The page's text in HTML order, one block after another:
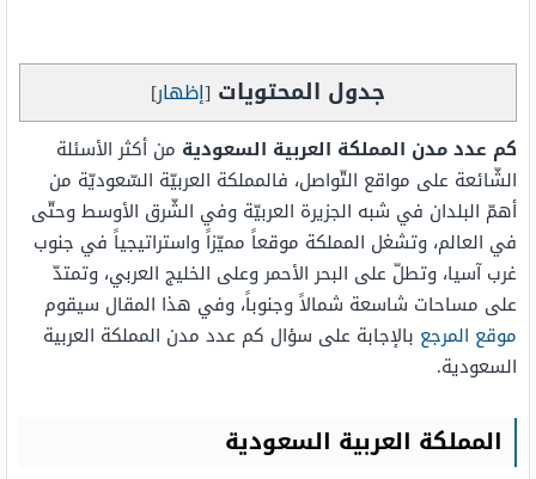
جدول المحتويات [إظهار]
كم عدد مدن المملكة العربية السعودية من أكثر الأسئلة
الشّائعة على مواقع التّواصل، فالمملكة العربيّة السّعوديّة من
أهمّ البلدان في شبه الجزيرة العربيّة وفي الشّرق الأوسط وحتّى
في العالم، وتشغل المملكة موقعاً مميّزاً واستراتيجياً في جنوب
غرب آسيا، وتطلّ على البحر الأحمر وعلى الخليج العربي، وتمتدّ
على مساحات شاسعة شمالاً وجنوباً، وفي هذا المقال سيقوم
موقع المرجع بالإجابة على سؤال كم عدد مدن المملكة العربية
السعودية.
المملكة العربية السعودية